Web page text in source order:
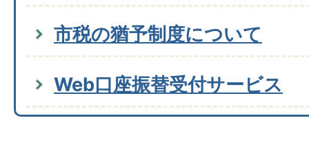
市税の猶予制度について
Web口座振替受付サービス